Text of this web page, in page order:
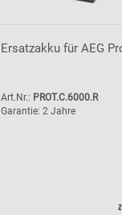
Ersatzakku für AEG
Art.Nr.: PROT.C.6000.R
Garantie: 2 Jahre